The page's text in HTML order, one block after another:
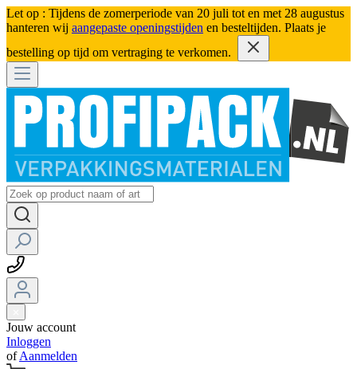
Let op : Tijdens de zomerperiode van 20 juli tot en met 28 augustus
hanteren wij aangepaste openingstijden en besteltijden. Plaats je
bestelling op tijd om vertraging te verkomen.
Jouw account
Inloggen
ofAanmelden